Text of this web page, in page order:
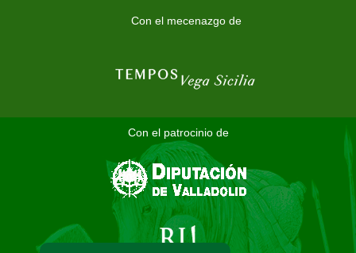
Con el mecenazgo de
Con el patrocinio de